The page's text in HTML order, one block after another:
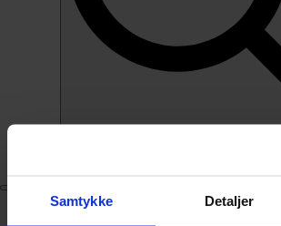
Samtykke Detaljer